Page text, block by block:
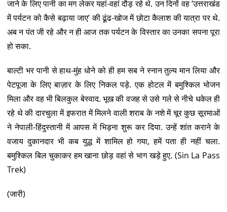
जाने के लिए पानी का मग लेकर यहां-वहां दौड़ रहे थे. उन दिनों वह ‘उत्तराखंड
में पर्यटन को कैसे बढ़ाया जाए’ की ढूंढ-खोज में छोटा कैलाश की यात्रा पर थे.
अब न पंत जी रहे और न ही आज तक पर्यटन के विस्तार का उनका सपना पूरा
हो सका.
बाल्टी भर पानी से हाथ-मुंह धोने को ही हम सब ने स्नान तुल्य मान लिया और
पेटपूजा के लिए बाज़ार के लिए निकल पड़े. एक होटल में बमुश्किल भोजन
मिला और वह भी बिलकुल बेस्वाद. भूख की वजह से उसे गले से नीचे धकेल ही
रहे थे की दारचुला में इफरात में मिलने वाली शराब के नशे में चूर कुछ सूरमाओं
ने नेपाली-हिंदुस्तानी में आपस में भिड़ना शुरू कर दिया. उन्हें शांत कराने के
वजाय दुकानदार भी कब युद्ध में शामिल हो गया, हमें पता ही नहीं चला.
बमुश्किल बिल चुकाकर हम खाना छोड़ वहां से भाग खड़े हुए. (Sin La Pass
Trek)
(जारी)